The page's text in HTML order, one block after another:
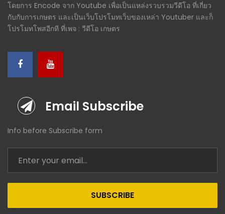
โดยการ Encode จาก Youtube เพื่อเป็นแหล่งรวบรวมวีดีโอ ที่เกี่ยว
กับกับการเกษตร และเป็นเว็บโปรโมทเว็บของเหล่า Youtuber และก็
โปรโมทโพสอีกที ที่เพจ : วีดีโอ เกษตร
Email Subscribe
Info before Subscribe form
SUBSCRIBE